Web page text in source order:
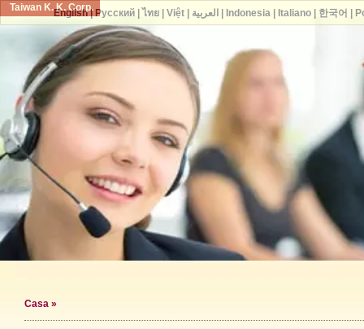
Taiwan K. K. Corp.
Casa »
English| Русский| ไทย| Việt| العربية Indonesia| Italiano| 한국어